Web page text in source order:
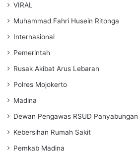
VIRAL
Muhammad Fahri Husein Ritonga
Internasional
Pemerintah
Rusak Akibat Arus Lebaran
Polres Mojokerto
Madina
Dewan Pengawas RSUD Panyabungan
Kebersihan Rumah Sakit
Pemkab Madina